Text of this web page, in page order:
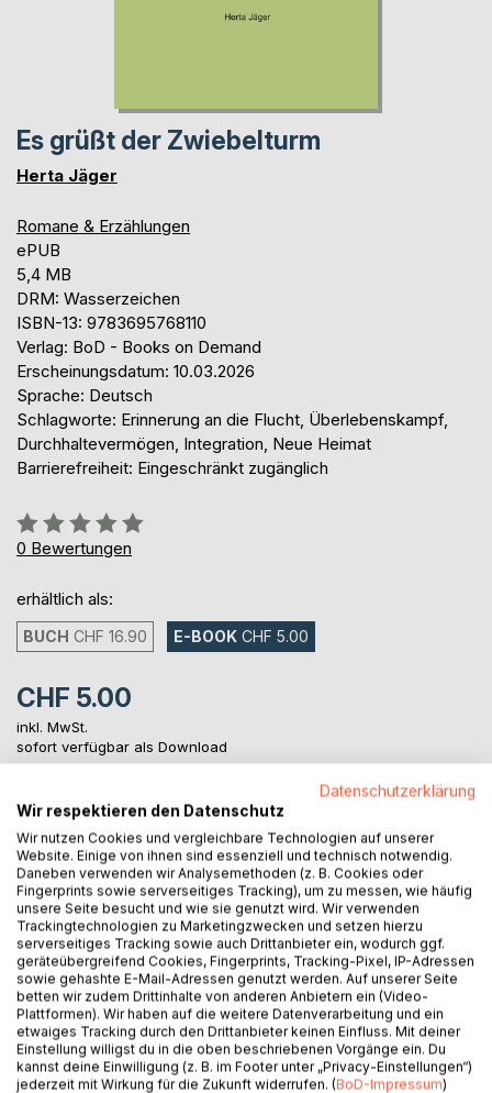
Es grüßt der Zwiebelturm
Herta Jäger
Romane & Erzählungen
ePUB
5,4 MB
DRM: Wasserzeichen
ISBN-13: 9783695768110
Verlag: BoD - Books on Demand
Erscheinungsdatum: 10.03.2026
Sprache: Deutsch
Schlagworte: Erinnerung an die Flucht, Überlebenskampf,
Durchhaltevermögen, Integration, Neue Heimat
Barrierefreiheit: Eingeschränkt zugänglich
Bewertung::
0%
0 Bewertungen
erhältlich als:
BUCH CHF 16.90 E-BOOK CHF 5.00
CHF 5.00
inkl. MwSt.
sofort verfügbar als Download
IN DEN WARENKORB
Auf die Merkliste
Titel bewerten
BESCHREIBUNG
Datenschutzerklärung
Wir respektieren den Datenschutz
Wir nutzen Cookies und vergleichbare Technologien auf unserer
Website. Einige von ihnen sind essenziell und technisch notwendig.
Daneben verwenden wir Analysemethoden (z. B. Cookies oder
Fingerprints sowie serverseitiges Tracking), um zu messen, wie häufig
unsere Seite besucht und wie sie genutzt wird. Wir verwenden
Trackingtechnologien zu Marketingzwecken und setzen hierzu
serverseitiges Tracking sowie auch Drittanbieter ein, wodurch ggf.
geräteübergreifend Cookies, Fingerprints, Tracking-Pixel, IP-Adressen
sowie gehashte E-Mail-Adressen genutzt werden. Auf unserer Seite
betten wir zudem Drittinhalte von anderen Anbietern ein (Video-
Plattformen). Wir haben auf die weitere Datenverarbeitung und ein
etwaiges Tracking durch den Drittanbieter keinen Einfluss. Mit deiner
Einstellung willigst du in die oben beschriebenen Vorgänge ein. Du
kannst deine Einwilligung (z. B. im Footer unter „Privacy-Einstellungen“)
jederzeit mit Wirkung für die Zukunft widerrufen. (BoD-Impressum)